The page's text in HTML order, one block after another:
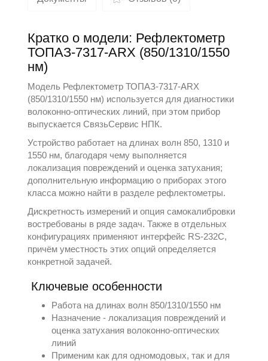
Кратко о модели: Рефлектометр
ТОПАЗ-7317-ARX (850/1310/1550
нм)
Модель Рефлектометр ТОПАЗ-7317-ARX
(850/1310/1550 нм) используется для диагностики
волоконно‑оптических линий, при этом прибор
выпускаетсяСвязьСервис НПК.
Устройство работает на длинах волн 850, 1310 и
1550 нм, благодаря чему выполняется
локализация повреждений и оценка затухания;
дополнительную информацию о приборах этого
класса можно найти в разделе рефлектометры.
Дискретность измерений и опция самокалибровки
востребованы в ряде задач. Также в отдельных
конфигурациях применяют интерфейс RS-232C,
причём уместность этих опций определяется
конкретной задачей.
Ключевые особенности
Работа на длинах волн 850/1310/1550 нм
Назначение - локализация повреждений и
оценка затухания волоконно-оптических
линий
Применим как для одномодовых, так и для